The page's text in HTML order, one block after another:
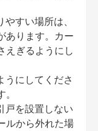
すい場所は、
あります。カー
えぎるようにし
にしてくださ
戸を設置しない
ルから外れた場